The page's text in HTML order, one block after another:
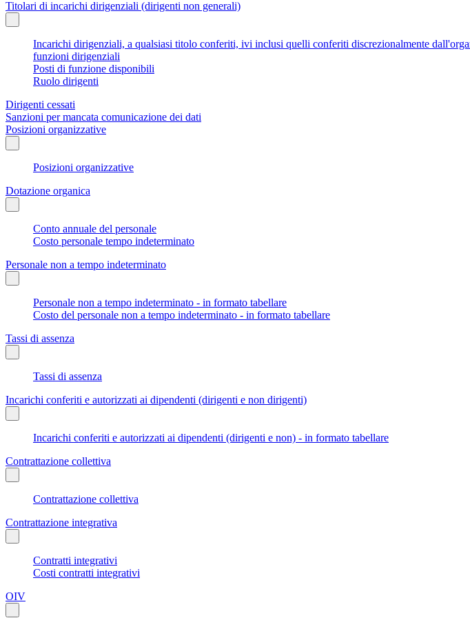
Titolari di incarichi dirigenziali (dirigenti non generali)
Incarichi dirigenziali, a qualsiasi titolo conferiti, ivi inclusi quelli conferiti discrezionalmente
funzioni dirigenziali
Posti di funzione disponibili
Ruolo dirigenti
Dirigenti cessati
Sanzioni per mancata comunicazione dei dati
Posizioni organizzative
Posizioni organizzative
Dotazione organica
Conto annuale del personale
Costo personale tempo indeterminato
Personale non a tempo indeterminato
Personale non a tempo indeterminato - in formato tabellare
Costo del personale non a tempo indeterminato - in formato tabellare
Tassi di assenza
Tassi di assenza
Incarichi conferiti e autorizzati ai dipendenti (dirigenti e non dirigenti)
Incarichi conferiti e autorizzati ai dipendenti (dirigenti e non) - in formato tabellare
Contrattazione collettiva
Contrattazione collettiva
Contrattazione integrativa
Contratti integrativi
Costi contratti integrativi
OIV